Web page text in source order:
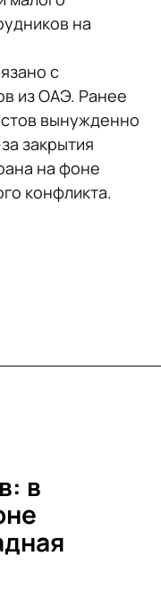
на
с
из ОАЭ. Ранее
вынужденно
закрытия
на фоне
конфликта.
в